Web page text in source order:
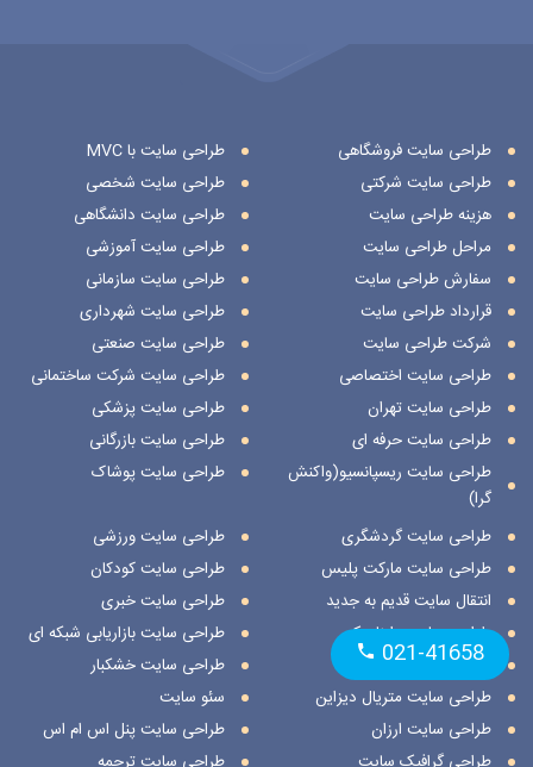
طراحی سایت فروشگاهی
طراحی سایت شرکتی
هزینه طراحی سایت
مراحل طراحی سایت
سفارش طراحی سایت
قرارداد طراحی سایت
شرکت طراحی سایت
طراحی سایت اختصاصی
طراحی سایت تهران
طراحی سایت حرفه ای
طراحی سایت ریسپانسیو(واکنش
گرا)
طراحی سایت با MVC
طراحی سایت شخصی
طراحی سایت دانشگاهی
طراحی سایت آموزشی
طراحی سایت سازمانی
طراحی سایت شهرداری
طراحی سایت صنعتی
طراحی سایت شرکت ساختمانی
طراحی سایت پزشکی
طراحی سایت بازرگانی
طراحی سایت پوشاک
طراحی سایت گردشگری
طراحی سایت مارکت پلیس
انتقال سایت قدیم به جدید
طراحی سایت داینامیک
طراحی سایت استاتیک
طراحی سایت متریال دیزاین
طراحی سایت ارزان
طراحی سایت ورزشی
طراحی سایت کودکان
طراحی سایت خبری
طراحی سایت بازاریابی شبکه ای
طراحی سایت خشکبار
سئو سایت
طراحی سایت پنل اس ام اس
021-41658